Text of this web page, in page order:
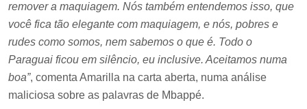
remover a maquiagem. Nós também entendemos isso, que
você fica tão elegante com maquiagem, e nós, pobres e
rudes como somos, nem sabemos o que é. Todo o
Paraguai ficou em silêncio, eu inclusive. Aceitamos numa
boa”, comenta Amarilla na carta aberta, numa análise
maliciosa sobre as palavras de Mbappé.